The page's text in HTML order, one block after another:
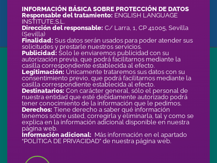
INFORMACIÓN BÁSICA SOBRE PROTECCIÓN DE DATOS
Responsable del tratamiento: ENGLISH LANGUAGE
INSTITUTE,S.L.
Dirección del responsable: C/ Larra, 1, CP 41005, Sevilla
(Sevilla)
Finalidad: Sus datos serán usados para poder atender sus
solicitudes y prestarle nuestros servicios.
Publicidad: Solo le enviaremos publicidad con su
autorización previa, que podrá facilitarnos mediante la
casilla correspondiente establecida al efecto.
Legitimación: Únicamente trataremos sus datos con su
consentimiento previo, que podrá facilitarnos mediante la
casilla correspondiente establecida al efecto.
Destinatarios: Con carácter general, sólo el personal de
nuestra entidad que esté debidamente autorizado podrá
tener conocimiento de la información que le pedimos.
Derechos: Tiene derecho a saber qué información
tenemos sobre usted, corregirla y eliminarla, tal y como se
explica en la información adicional disponible en nuestra
página web.
Información adicional: Más información en el apartado
“POLÍTICA DE PRIVACIDAD” de nuestra página web.